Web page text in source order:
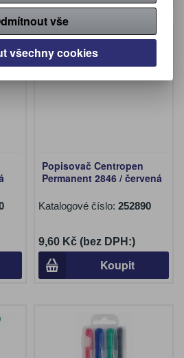
Popisovač Centropen
Permanent 2846 / červená
Katalogové číslo: 252890
9,60 Kč (bez DPH:)
Koupit
vše
všechny cookies